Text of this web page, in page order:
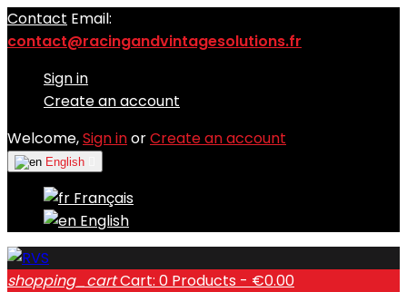
Contact Email:
contact@racingandvintagesolutions.fr
Sign in
Create an account
Welcome,Sign inorCreate an account
English
Français
English
shopping_cartCart: 0 Products - €0.00